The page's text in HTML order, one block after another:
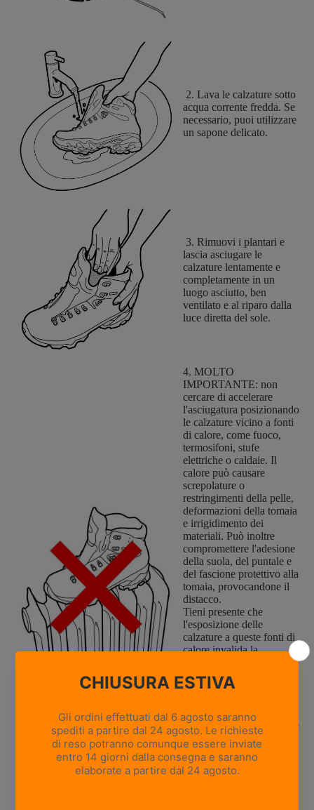
2. Lava le calzature sotto
acqua corrente fredda. Se
necessario, puoi utilizzare
un sapone delicato.
3. Rimuovi i plantari e
lascia asciugare le
calzature lentamente e
completamente in un
luogo asciutto, ben
ventilato e al riparo dalla
luce diretta del sole.
4. MOLTO
IMPORTANTE: non
cercare di accelerare
l'asciugatura posizionando
le calzature vicino a fonti
di calore, come fuoco,
termosifoni, stufe
elettriche o caldaie. Il
calore può causare
screpolature o
restringimenti della pelle,
deformazioni della tomaia
e irrigidimento dei
materiali. Può inoltre
compromettere l'adesione
della suola, del puntale e
del fascione protettivo alla
tomaia, provocandone il
distacco.
Tieni presente che
l'esposizione delle
calzature a queste fonti di
calore invalida la
garanzia. Lascia asciugare
le calzature in un
ambiente fresco e ben
importante metterle ad
asciugare immediatamente
dopo l'uso, poiché
un'eccessiva umidità
all'interno della calzatura
(compreso il sudore) può